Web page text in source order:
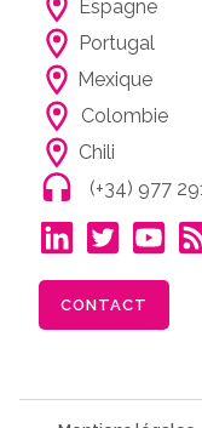
Espagne
Portugal
Mexique
Colombie
Chili
(+34) 977
CONTACT